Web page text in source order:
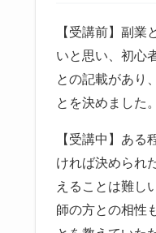
【受講前】副
いと思い、初心
との記載があり
とを決めました。
【受講中】あ
ければ決められ
えることは難し
師の方との相性